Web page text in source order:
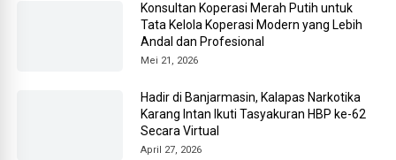
Konsultan Koperasi Merah Putih untuk
Tata Kelola Koperasi Modern yang Lebih
Andal dan Profesional
Mei 21, 2026
Hadir di Banjarmasin, Kalapas Narkotika
Karang Intan Ikuti Tasyakuran HBP ke-62
Secara Virtual
April 27, 2026